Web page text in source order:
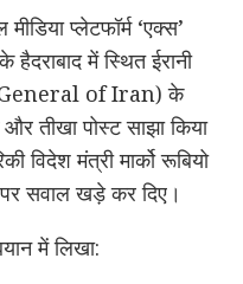
प्लेटफॉर्म ‘एक्स’
में स्थित ईरानी
General of Iran) के
तीखा पोस्ट साझा किया
विदेश मंत्री मार्को रूबियो
सवाल खड़े कर दिए।
में लिखा: